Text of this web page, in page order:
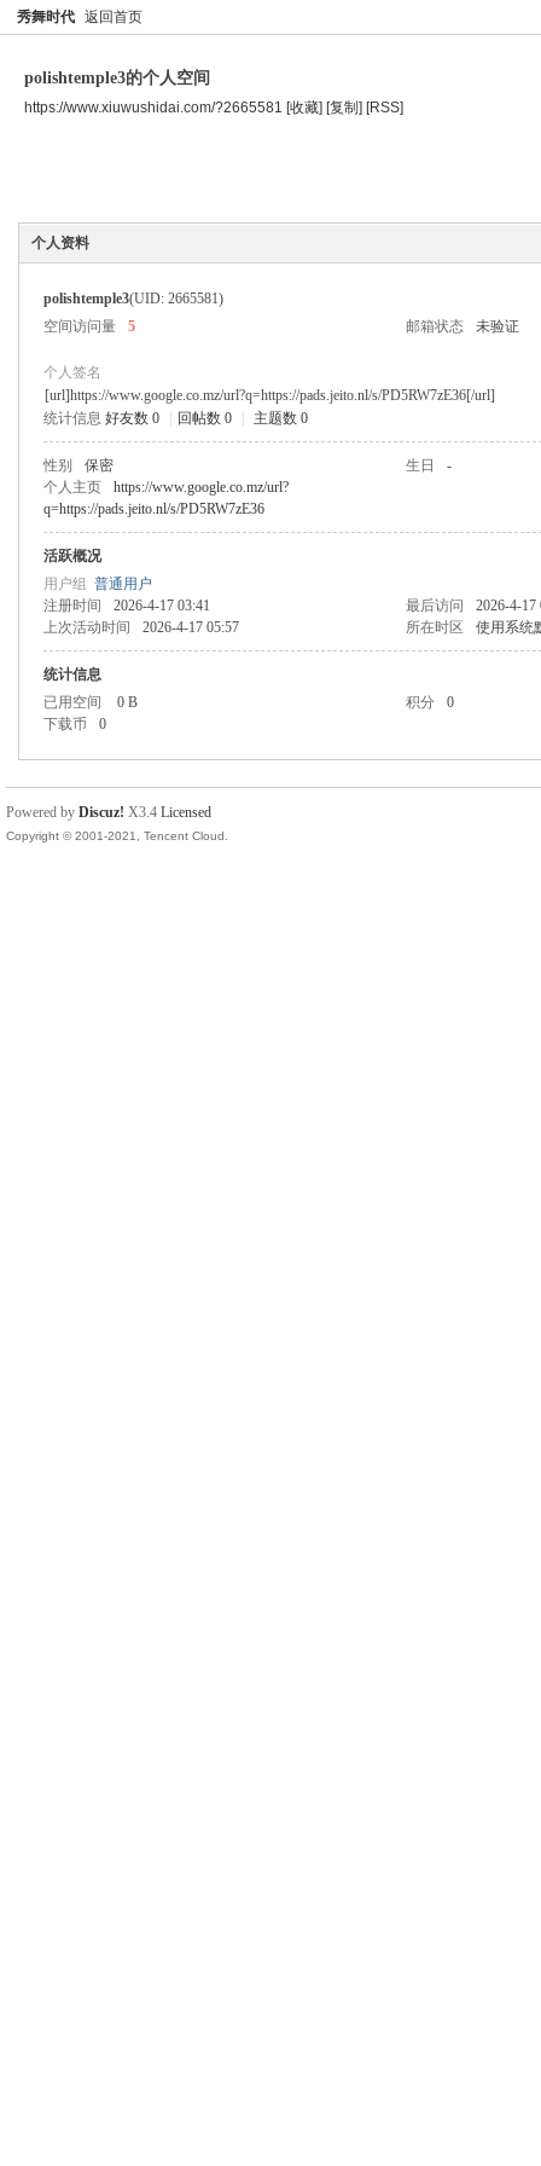
秀舞时代 返回首页
polishtemple3的个人空间
https://www.xiuwushidai.com/?2665581 [收藏] [复制] [RSS]
个人资料
polishtemple3(UID: 2665581)
空间访问量
5 邮箱状态 未验证
个人签名
[url]https://www.google.co.mz/url?q=https://pads.jeito.nl/s/PD5RW7zE36[/url]
统计信息 好友数 0 回帖数 0 主题数 0
性别 保密 生日
-
个人主页
https://www.google.co.mz/url?
q=https://pads.jeito.nl/s/PD5RW7zE36
活跃概况
用户组 普通用户
注册时间
2026-4-17 03:41 最后访问
2026-4-17
上次活动时间
2026-4-17 05:57 所在时区 使用系统
统计信息
已用空间
0 B 积分
0
下载币
0
Powered by Discuz! X3.4 Licensed
Copyright © 2001-2021, Tencent Cloud.